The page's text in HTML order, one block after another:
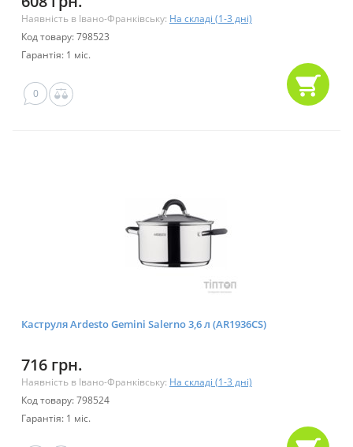
Наявність в Івано-Франківську: На складі (1-3 дні)
Код товару: 798523
Гарантія: 1 міс.
0
Каструля Ardesto Gemini Salerno 3,6 л (AR1936CS)
716 грн.
Наявність в Івано-Франківську: На складі (1-3 дні)
Код товару: 798524
Гарантія: 1 міс.